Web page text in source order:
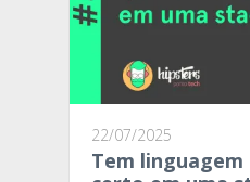
22/07/2025
Tem linguagem